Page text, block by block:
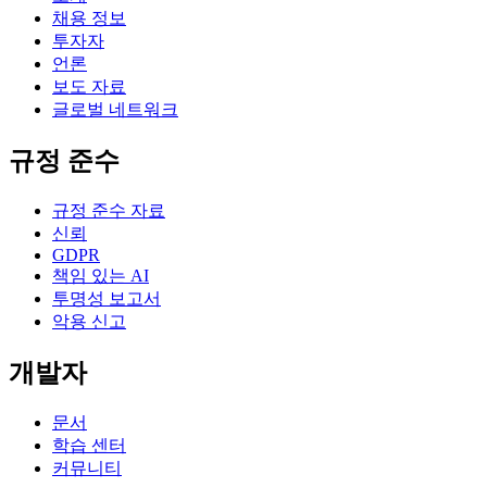
채용 정보
투자자
언론
보도 자료
글로벌 네트워크
규정 준수
규정 준수 자료
신뢰
GDPR
책임 있는 AI
투명성 보고서
악용 신고
개발자
문서
학습 센터
커뮤니티